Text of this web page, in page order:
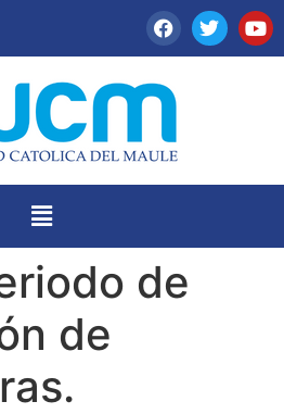
de
de